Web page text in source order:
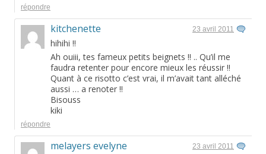
répondre
kitchenette 23 avril 2011
hihihi !!
Ah ouiii, tes fameux petits beignets !! .. Qu’il me
faudra retenter pour encore mieux les réussir !!
Quant à ce risotto c’est vrai, il m’avait tant alléché
aussi … a renoter !!
Bisouss
kiki
répondre
melayers evelyne 23 avril 2011